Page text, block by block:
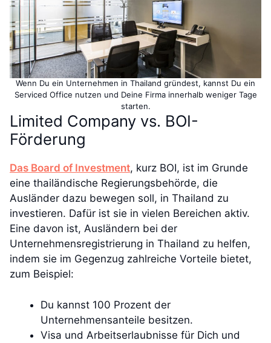
Wenn Du ein Unternehmen in Thailand gründest, kannst Du ein
Serviced Office nutzen und Deine Firma innerhalb weniger Tage
starten.
Limited Company vs. BOI-
Förderung
Das Board of Investment, kurz BOI, ist im Grunde
eine thailändische Regierungsbehörde, die
Ausländer dazu bewegen soll, in Thailand zu
investieren. Dafür ist sie in vielen Bereichen aktiv.
Eine davon ist, Ausländern bei der
Unternehmensregistrierung in Thailand zu helfen,
indem sie im Gegenzug zahlreiche Vorteile bietet,
zum Beispiel:
Du kannst 100 Prozent der
Unternehmensanteile besitzen.
Visa und Arbeitserlaubnisse für Dich und